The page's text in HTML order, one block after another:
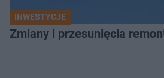
INWESTYCJE
Zmiany i przesunięcia